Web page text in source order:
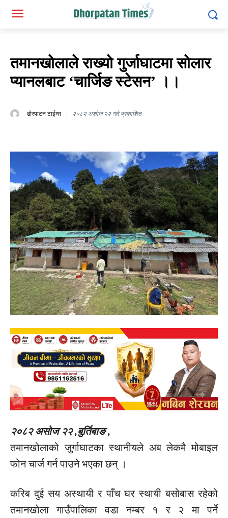
तमानखोलाले राख्यो गुर्जाघाटमा सोलार
प्यानलबाट ‘चार्जिङ स्टेसन’ ।।
ढोरपाटन टाईम्स २०८२ अशोज २२ गते प्रकाशित
२०८२ असोज २२ ,बुर्तिबाङ ,
तमानखोलाको जुर्गाघाटका स्थानीयले अब लेकमै मोबाइल
फोन चार्ज गर्न पाउने भएका छन् ।
करिब दुई सय अस्थायी र पाँच घर स्थायी बसोबास रहेको
तमानखोला गाउँपालिका वडा नम्बर १ र २ मा पर्ने